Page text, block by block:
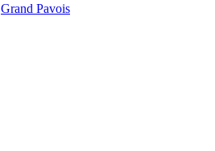
Grand Pavois